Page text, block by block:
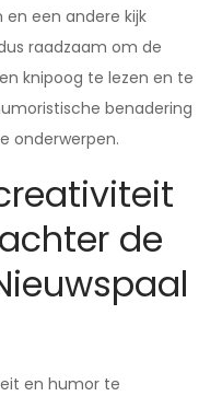
en een andere kijk
raadzaam om de
knipoog te lezen en te
benadering
onderwerpen.
de
en humor te